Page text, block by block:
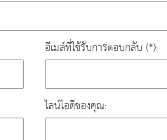
อีเมล์ที่ใช้รับการตอบกลับ (*):
ไลน์ไอดีของคุณ: